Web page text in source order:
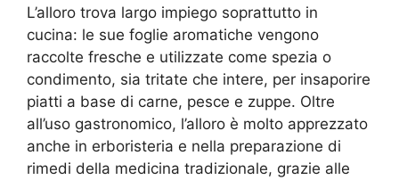
L’alloro trova largo impiego soprattutto in
cucina: le sue foglie aromatiche vengono
raccolte fresche e utilizzate come spezia o
condimento, sia tritate che intere, per insaporire
piatti a base di carne, pesce e zuppe. Oltre
all’uso gastronomico, l’alloro è molto apprezzato
anche in erboristeria e nella preparazione di
rimedi della medicina tradizionale, grazie alle